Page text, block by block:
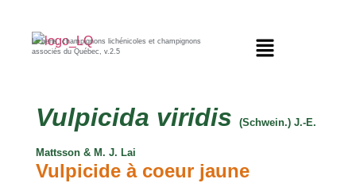
Lichens, champignons lichénicoles et champignons
associés du Québec, v.2.5
Vulpicida viridis (Schwein.) J.-E.
Mattsson & M. J. Lai
Vulpicide à coeur jaune